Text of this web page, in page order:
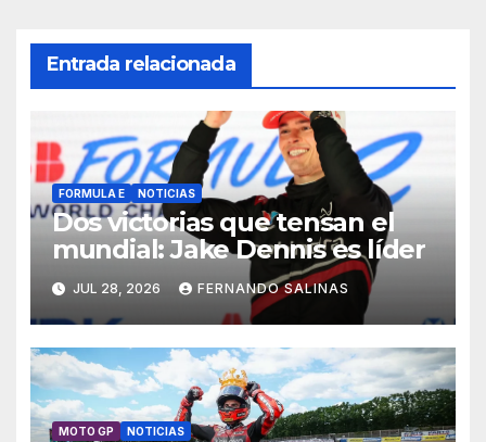
Entrada relacionada
FORMULA E NOTICIAS
Dos victorias que tensan el
mundial: Jake Dennis es líder
JUL 28, 2026 FERNANDO SALINAS
MOTO GP NOTICIAS